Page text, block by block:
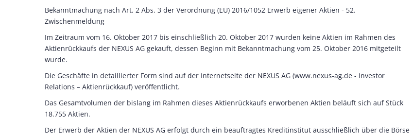
Bekanntmachung nach Art. 2 Abs. 3 der Verordnung (EU) 2016/1052 Erwerb eigener Aktien - 52.
Zwischenmeldung
Im Zeitraum vom 16. Oktober 2017 bis einschließlich 20. Oktober 2017 wurden keine Aktien im Rahmen des
Aktienrückkaufs der NEXUS AG gekauft, dessen Beginn mit Bekanntmachung vom 25. Oktober 2016 mitgeteilt
wurde.
Die Geschäfte in detaillierter Form sind auf der Internetseite der NEXUS AG (www.nexus-ag.de - Investor
Relations – Aktienrückkauf) veröffentlicht.
Das Gesamtvolumen der bislang im Rahmen dieses Aktienrückkaufs erworbenen Aktien beläuft sich auf Stück
18.755 Aktien.
Der Erwerb der Aktien der NEXUS AG erfolgt durch ein beauftragtes Kreditinstitut ausschließlich über die Börse